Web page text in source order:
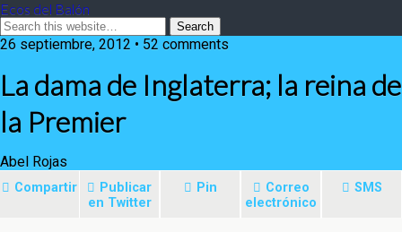
Ecos del Balón
26 septiembre, 2012 • 52 comments
La dama de Inglaterra; la reina de
la Premier
Abel Rojas
Compartir
Publicar
en Twitter
Pin
Correo
electrónico
SMS